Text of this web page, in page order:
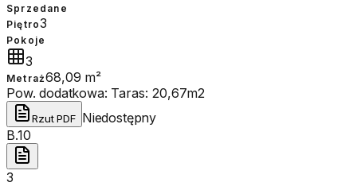
Sprzedane
Piętro3
Pokoje
3
Metraż68,09 m²
Pow. dodatkowa: Taras: 20,67m2
Rzut PDF Niedostępny
B.10
3